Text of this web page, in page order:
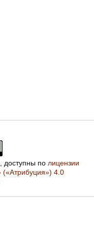
доступны по лицензии
(«Атрибуция») 4.0